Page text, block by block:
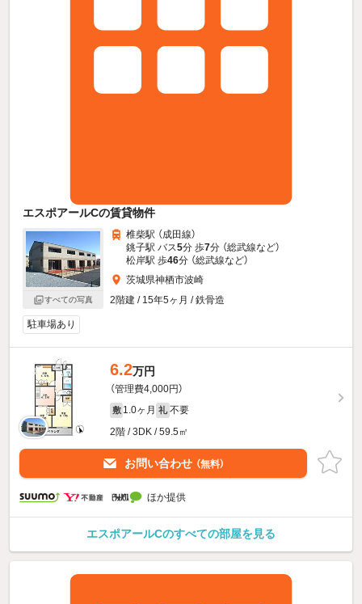
エスポアールCの賃貸物件
すべての写真
椎柴駅 （成田線）
銚子駅 バス5分 歩7分 （総武線など）
松岸駅 歩46分 （総武線など）
茨城県神栖市波崎
2階建 / 15年5ヶ月 / 鉄骨造
駐車場あり
6.2万円
（管理費4,000円）
敷 1.0ヶ月 礼 不要
2階 / 3DK / 59.5㎡
お問い合わせ （無料）
ほか提供
エスポアールCのすべての部屋を見る